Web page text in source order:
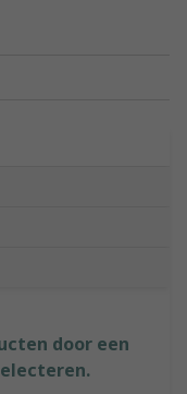
door een